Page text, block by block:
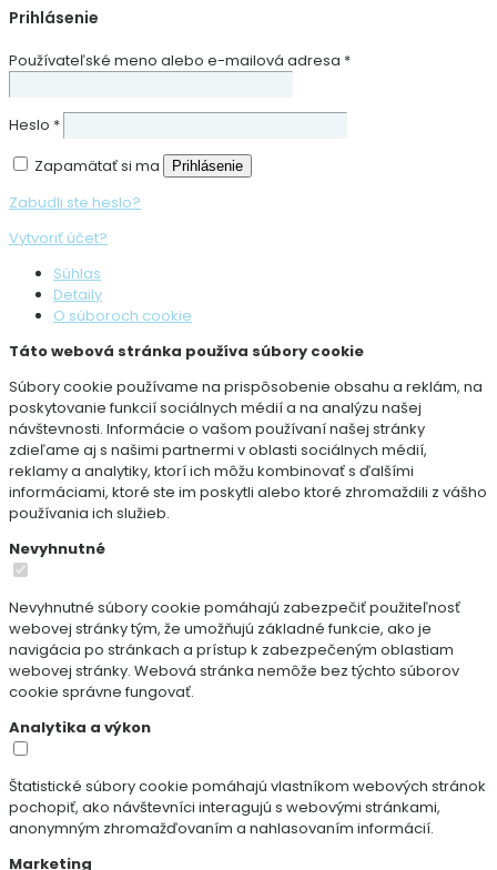
Prihlásenie
Používateľské meno alebo e-mailová adresa *
Heslo *
Zapamätať si ma
Prihlásenie
Zabudli ste heslo?
Vytvoriť účet?
Súhlas
Detaily
O súboroch cookie
Táto webová stránka používa súbory cookie
Súbory cookie používame na prispôsobenie obsahu a reklám, na
poskytovanie funkcií sociálnych médií a na analýzu našej
návštevnosti. Informácie o vašom používaní našej stránky
zdieľame aj s našimi partnermi v oblasti sociálnych médií,
reklamy a analytiky, ktorí ich môžu kombinovať s ďalšími
informáciami, ktoré ste im poskytli alebo ktoré zhromaždili z vášho
používania ich služieb.
Nevyhnutné
Nevyhnutné súbory cookie pomáhajú zabezpečiť použiteľnosť
webovej stránky tým, že umožňujú základné funkcie, ako je
navigácia po stránkach a prístup k zabezpečeným oblastiam
webovej stránky. Webová stránka nemôže bez týchto súborov
cookie správne fungovať.
Analytika a výkon
Štatistické súbory cookie pomáhajú vlastníkom webových stránok
pochopiť, ako návštevníci interagujú s webovými stránkami,
anonymným zhromažďovaním a nahlasovaním informácií.
Marketing